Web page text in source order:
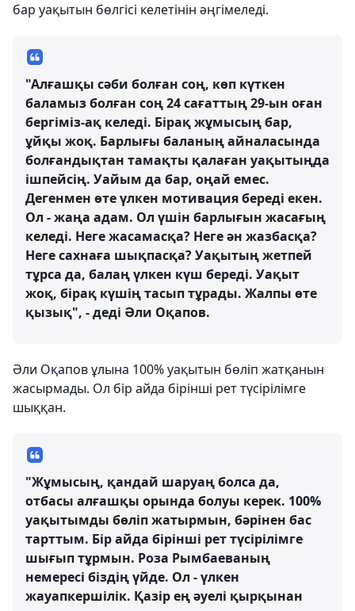
бар уақытын бөлгісі келетінін әңгімеледі.
"Алғашқы сәби болған соң, көп күткен
баламыз болған соң 24 сағаттың 29-ын оған
бергіміз-ақ келеді. Бірақ жұмысың бар,
ұйқы жоқ. Барлығы баланың айналасында
болғандықтан тамақты қалаған уақытыңда
ішпейсің. Уайым да бар, оңай емес.
Дегенмен өте үлкен мотивация береді екен.
Ол - жаңа адам. Ол үшін барлығын жасағың
келеді. Неге жасамасқа? Неге ән жазбасқа?
Неге сахнаға шықпасқа? Уақытың жетпей
тұрса да, балаң үлкен күш береді. Уақыт
жоқ, бірақ күшің тасып тұрады. Жалпы өте
қызық", - деді Әли Оқапов.
Әли Оқапов ұлына 100% уақытын бөліп жатқанын
жасырмады. Ол бір айда бірінші рет түсірілімге
шыққан.
"Жұмысың, қандай шаруаң болса да,
отбасы алғашқы орында болуы керек. 100%
уақытымды бөліп жатырмын, бәрінен бас
тарттым. Бір айда бірінші рет түсірілімге
шығып тұрмын. Роза Рымбаеваның
немересі біздің үйде. Ол - үлкен
жауапкершілік. Қазір ең әуелі қырқынан